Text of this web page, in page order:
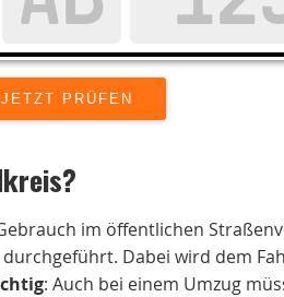
?
im öffentlichen
Dabei wird dem
: Auch bei einem Umzug